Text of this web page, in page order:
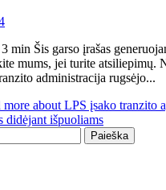
min Šis garso įrašas
mums, jei turite atsiliepimų.
administracija rugsėjo...
more about LPS įsako tranzito
didėjant išpuoliams